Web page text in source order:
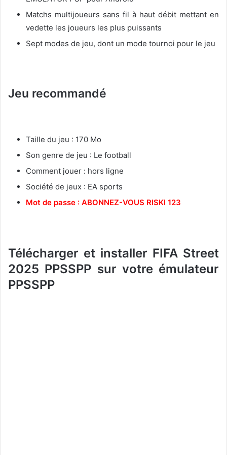
Matchs multijoueurs sans fil à haut débit mettant en
vedette les joueurs les plus puissants
Sept modes de jeu, dont un mode tournoi pour le jeu
Jeu recommandé
Taille du jeu : 170 Mo
Son genre de jeu : Le football
Comment jouer : hors ligne
Société de jeux : EA sports
Mot de passe : ABONNEZ-VOUS RISKI 123
Télécharger et installer FIFA Street
2025 PPSSPP sur votre émulateur
PPSSPP